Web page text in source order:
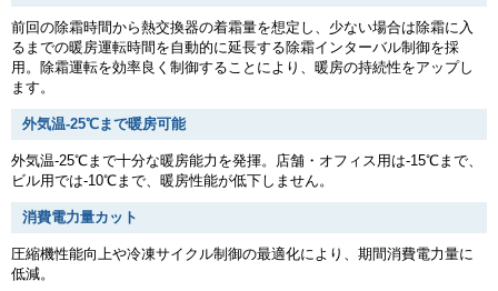
前回の除霜時間から熱交換器の着霜量を想定し、少ない場合は除霜に入
るまでの暖房運転時間を自動的に延長する除霜インターバル制御を採
用。除霜運転を効率良く制御することにより、暖房の持続性をアップし
ます。
外気温-25℃まで暖房可能
外気温-25℃まで十分な暖房能力を発揮。店舗・オフィス用は-15℃まで、
ビル用では-10℃まで、暖房性能が低下しません。
消費電力量カット
圧縮機性能向上や冷凍サイクル制御の最適化により、期間消費電力量に
低減。